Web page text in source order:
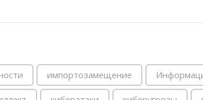
импортозамещение